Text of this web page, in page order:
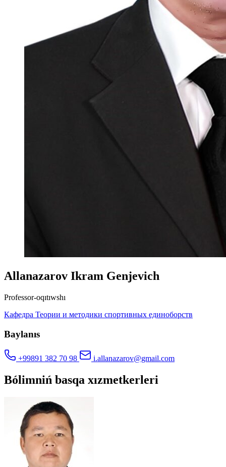
Allanazarov Ikram Genjevich
Professor-oqıtıwshı
Кафедра Теории и методики спортивных единоборств
Baylanıs
+99891 382 70 98 i.allanazarov@gmail.com
Bólimniń basqa xızmetkerleri